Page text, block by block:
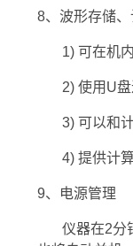
8、波形存储
1) 可在机内
2) 使用U盘
3) 可以和计
4) 提供计算
9、电源管理
仪器在2分钟